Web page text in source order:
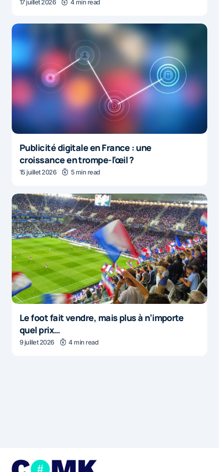
17 juillet 2026 4 min read
Publicité digitale en France : une
croissance en trompe-l’œil ?
15 juillet 2026 5 min read
Le foot fait vendre, mais plus à n’importe
quel prix…
9 juillet 2026 4 min read